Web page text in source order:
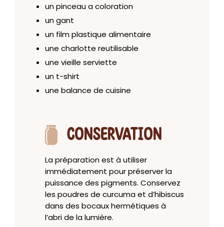
un pinceau a coloration
un gant
un film plastique alimentaire
une charlotte reutilisable
une vieille serviette
un t-shirt
une balance de cuisine
CONSERVATION
La préparation est à utiliser
immédiatement pour préserver la
puissance des pigments. Conservez
les poudres de curcuma et d’hibiscus
dans des bocaux hermétiques à
l’abri de la lumière.